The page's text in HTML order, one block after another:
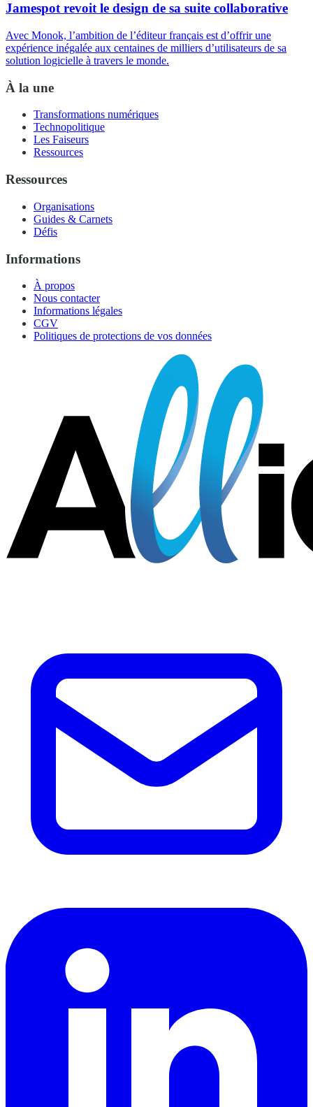
Jamespot revoit le design de sa suite collaborative
Avec Monok, l’ambition de l’éditeur français est d’offrir une
expérience inégalée aux centaines de milliers d’utilisateurs de sa
solution logicielle à travers le monde.
À la une
Transformations numériques
Technopolitique
Les Faiseurs
Ressources
Ressources
Organisations
Guides & Carnets
Défis
Informations
À propos
Nous contacter
Informations légales
CGV
Politiques de protections de vos données